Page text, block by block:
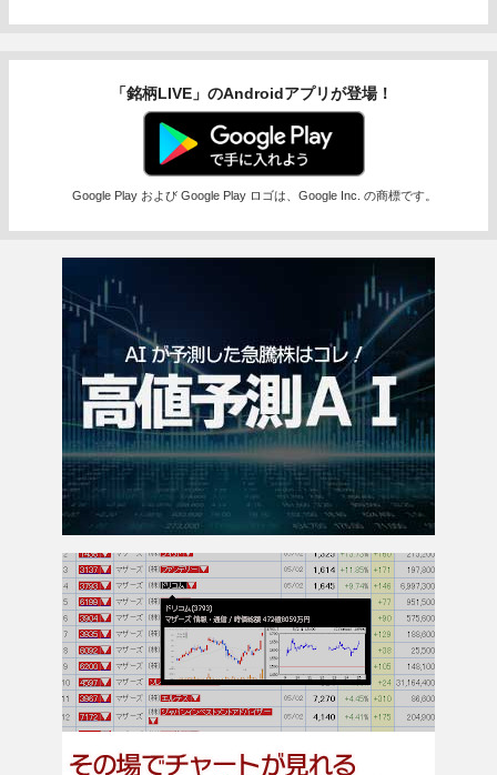
「銘柄LIVE」のAndroidアプリが登場！
Google Play および Google Play ロゴは、Google Inc. の商標です。